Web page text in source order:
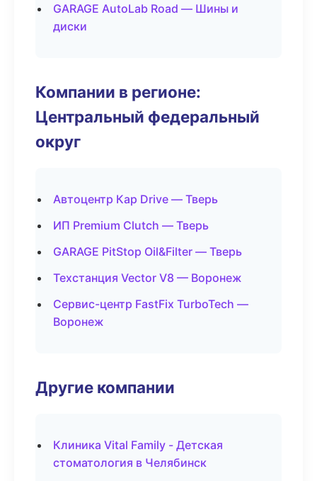
GARAGE AutoLab Road — Шины и
диски
Компании в регионе:
Центральный федеральный
округ
Автоцентр Кар Drive — Тверь
ИП Premium Clutch — Тверь
GARAGE PitStop Oil&Filter — Тверь
Техстанция Vector V8 — Воронеж
Сервис-центр FastFix TurboTech —
Воронеж
Другие компании
Клиника Vital Family - Детская
стоматология в Челябинск